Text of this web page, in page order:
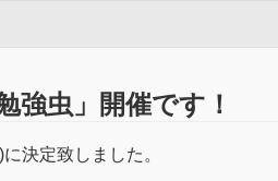
強虫」開催です！
決定致しました。